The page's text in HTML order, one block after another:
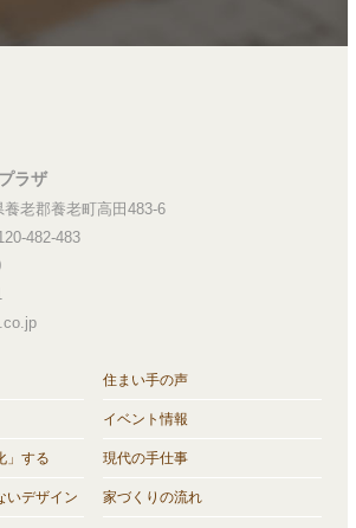
ラザ
老郡養老町高田483-6
482-483
」する
いデザイン
住まい手の声
イベント情報
現代の手仕事
家づくりの流れ